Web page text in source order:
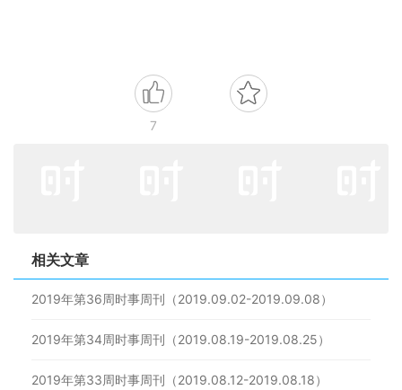
7
相关文章
2019年第36周时事周刊（2019.09.02-2019.09.08）
2019年第34周时事周刊（2019.08.19-2019.08.25）
2019年第33周时事周刊（2019.08.12-2019.08.18）